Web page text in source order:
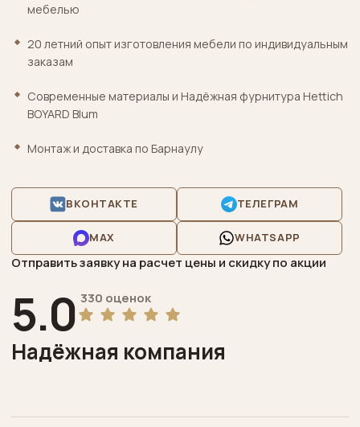
мебелью
20 летний опыт изготовления мебели по индивидуальным
заказам
Cовременные материалы и Надёжная фурнитура Hettich
BOYARD Blum
Монтаж и доставка по Барнаулу
ВКОНТАКТЕ ТЕЛЕГРАМ
MAX WHATSAPP
Отправить заявку на расчет цены и скидку по акции
5.0 330 оценок
Надёжная компания